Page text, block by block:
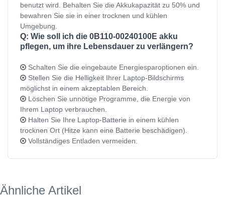
benutzt wird. Behalten Sie die Akkukapazität zu 50% und
bewahren Sie sie in einer trocknen und kühlen
Umgebung.
Q: Wie soll ich die 0B110-00240100E akku
pflegen, um ihre Lebensdauer zu verlängern?
Schalten Sie die eingebaute Energiesparoptionen ein.
Stellen Sie die Helligkeit Ihrer Laptop-Bildschirms
möglichst in einem akzeptablen Bereich.
Löschen Sie unnötige Programme, die Energie von
Ihrem Laptop verbrauchen.
Halten Sie Ihre Laptop-Batterie in einem kühlen
trocknen Ort (Hitze kann eine Batterie beschädigen).
Vollständiges Entladen vermeiden.
Ähnliche Artikel